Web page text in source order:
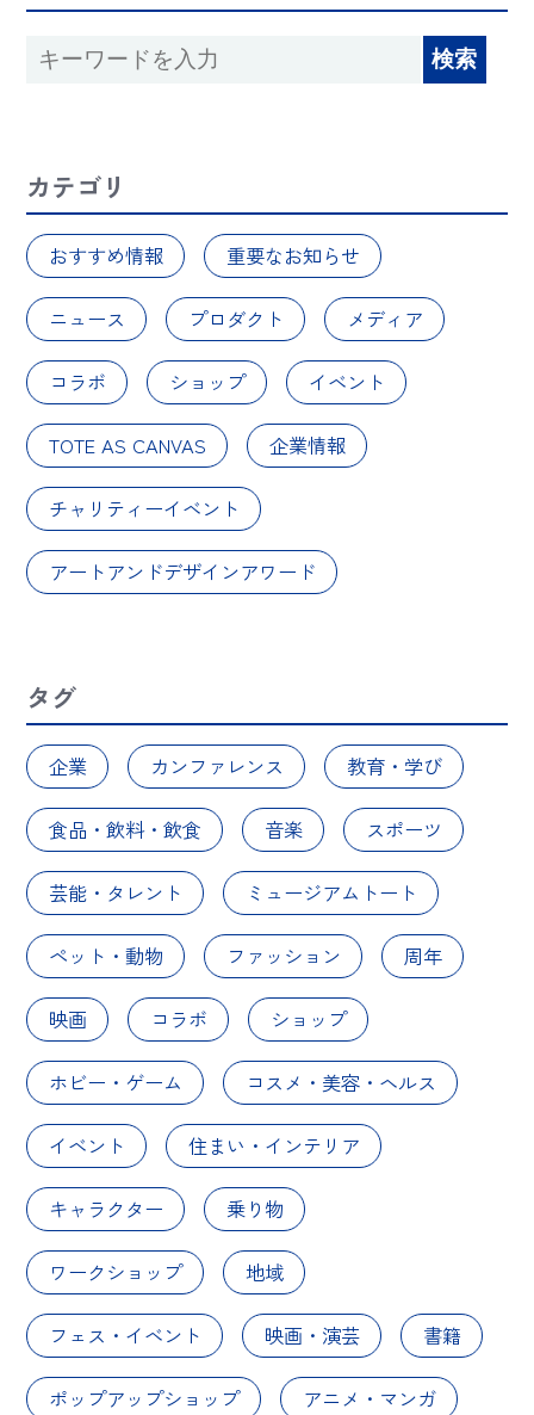
カテゴリ
おすすめ情報 重要なお知らせ
ニュース プロダクト メディア
コラボ ショップ イベント
TOTE AS CANVAS 企業情報
チャリティーイベント
アートアンドデザインアワード
タグ
企業 カンファレンス 教育・学び
食品・飲料・飲食 音楽 スポーツ
芸能・タレント ミュージアムトート
ペット・動物 ファッション 周年
映画 コラボ ショップ
ホビー・ゲーム コスメ・美容・ヘルス
イベント 住まい・インテリア
キャラクター 乗り物
ワークショップ 地域
フェス・イベント 映画・演芸 書籍
ポップアップショップ アニメ・マンガ